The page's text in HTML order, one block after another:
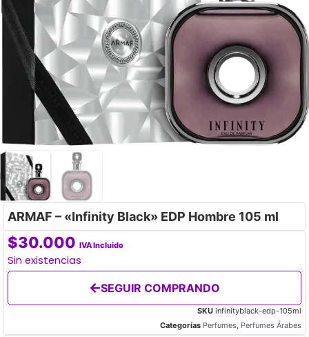
ARMAF – «Infinity Black» EDP Hombre 105 ml
$30.000 IVA Incluido
Sin existencias
SEGUIR COMPRANDO
SKU infinityblack-edp-105ml
Categorías Perfumes, Perfumes Árabes